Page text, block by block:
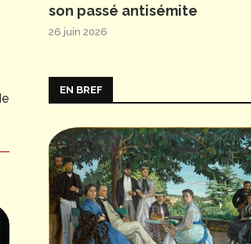
son passé antisémite
26 juin 2026
EN BREF